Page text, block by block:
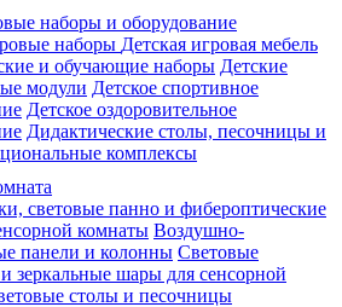
наборы и оборудование
наборы Детская игровая мебель
и обучающие наборы Детские
модули Детское спортивное
Детское оздоровительное
Дидактические столы, песочницы и
комплексы
световые панно и фибероптические
комнаты Воздушно-
панели и колонны Световые
зеркальные шары для сенсорной
столы и песочницы